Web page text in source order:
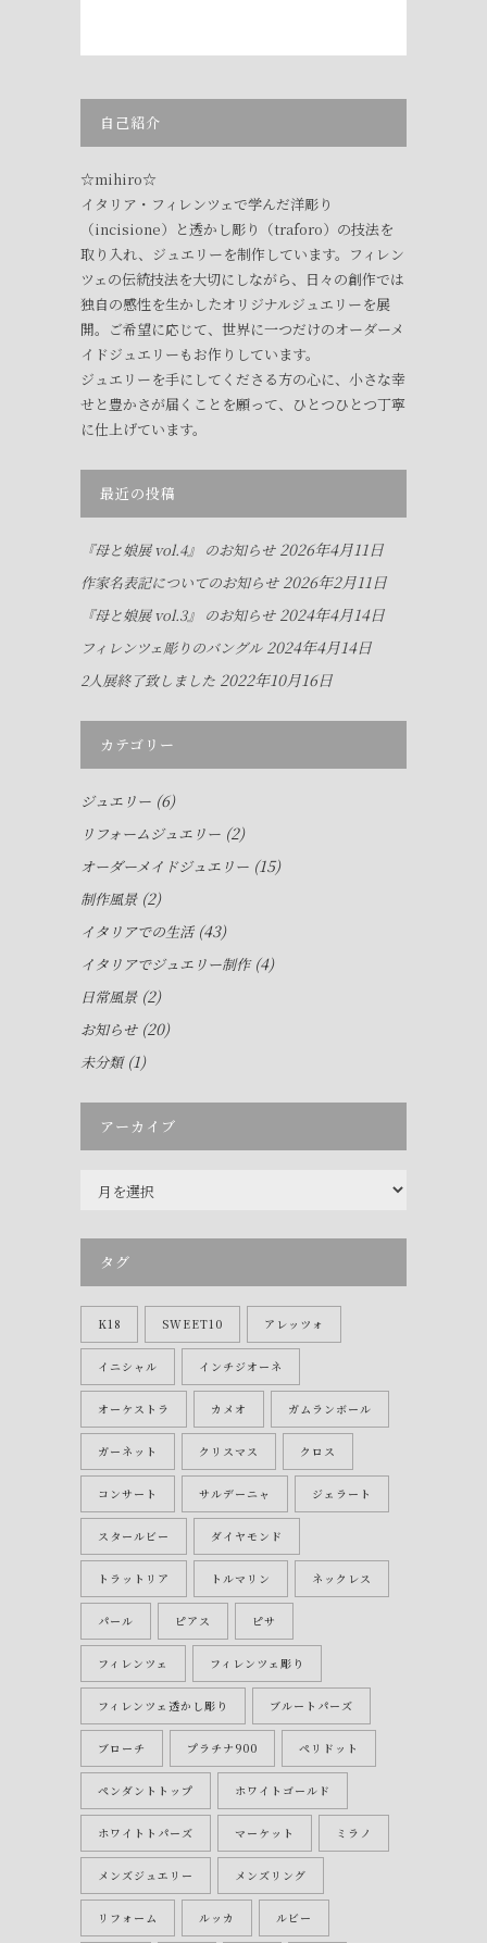
自己紹介
☆mihiro☆
イタリア・フィレンツェで学んだ洋彫り
（incisione）と透かし彫り（traforo）の技法を
取り入れ、ジュエリーを制作しています。フィレン
ツェの伝統技法を大切にしながら、日々の創作では
独自の感性を生かしたオリジナルジュエリーを展
開。ご希望に応じて、世界に一つだけのオーダーメ
イドジュエリーもお作りしています。
ジュエリーを手にしてくださる方の心に、小さな幸
せと豊かさが届くことを願って、ひとつひとつ丁寧
に仕上げています。
最近の投稿
『母と娘展 vol.4』 のお知らせ 2026年4月11日
作家名表記についてのお知らせ 2026年2月11日
『母と娘展 vol.3』 のお知らせ 2024年4月14日
フィレンツェ彫りのバングル 2024年4月14日
2人展終了致しました 2022年10月16日
カテゴリー
ジュエリー (6)
リフォームジュエリー (2)
オーダーメイドジュエリー (15)
制作風景(2)
イタリアでの生活(43)
イタリアでジュエリー制作(4)
日常風景(2)
お知らせ(20)
未分類(1)
アーカイブ
ブ
タグ
K18 SWEET10 アレッツォ
イニシャル インチジオーネ
オーケストラ カメオ ガムランボール
ガーネット クリスマス クロス
コンサート サルデーニャ ジェラート
スタールビー ダイヤモンド
トラットリア トルマリン ネックレス
パール ピアス ピサ
フィレンツェ フィレンツェ彫り
フィレンツェ透かし彫り ブルートパーズ
ブローチ プラチナ900 ペリドット
ペンダントトップ ホワイトゴールド
ホワイトトパーズ マーケット ミラノ
メンズジュエリー メンズリング
リフォーム ルッカ ルビー